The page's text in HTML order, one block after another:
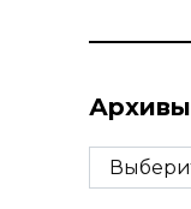
Архивы
Архивы